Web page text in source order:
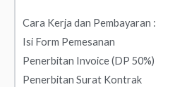
Cara Kerja dan Pembayaran :
Isi Form Pemesanan
Penerbitan Invoice (DP 50%)
Penerbitan Surat Kontrak